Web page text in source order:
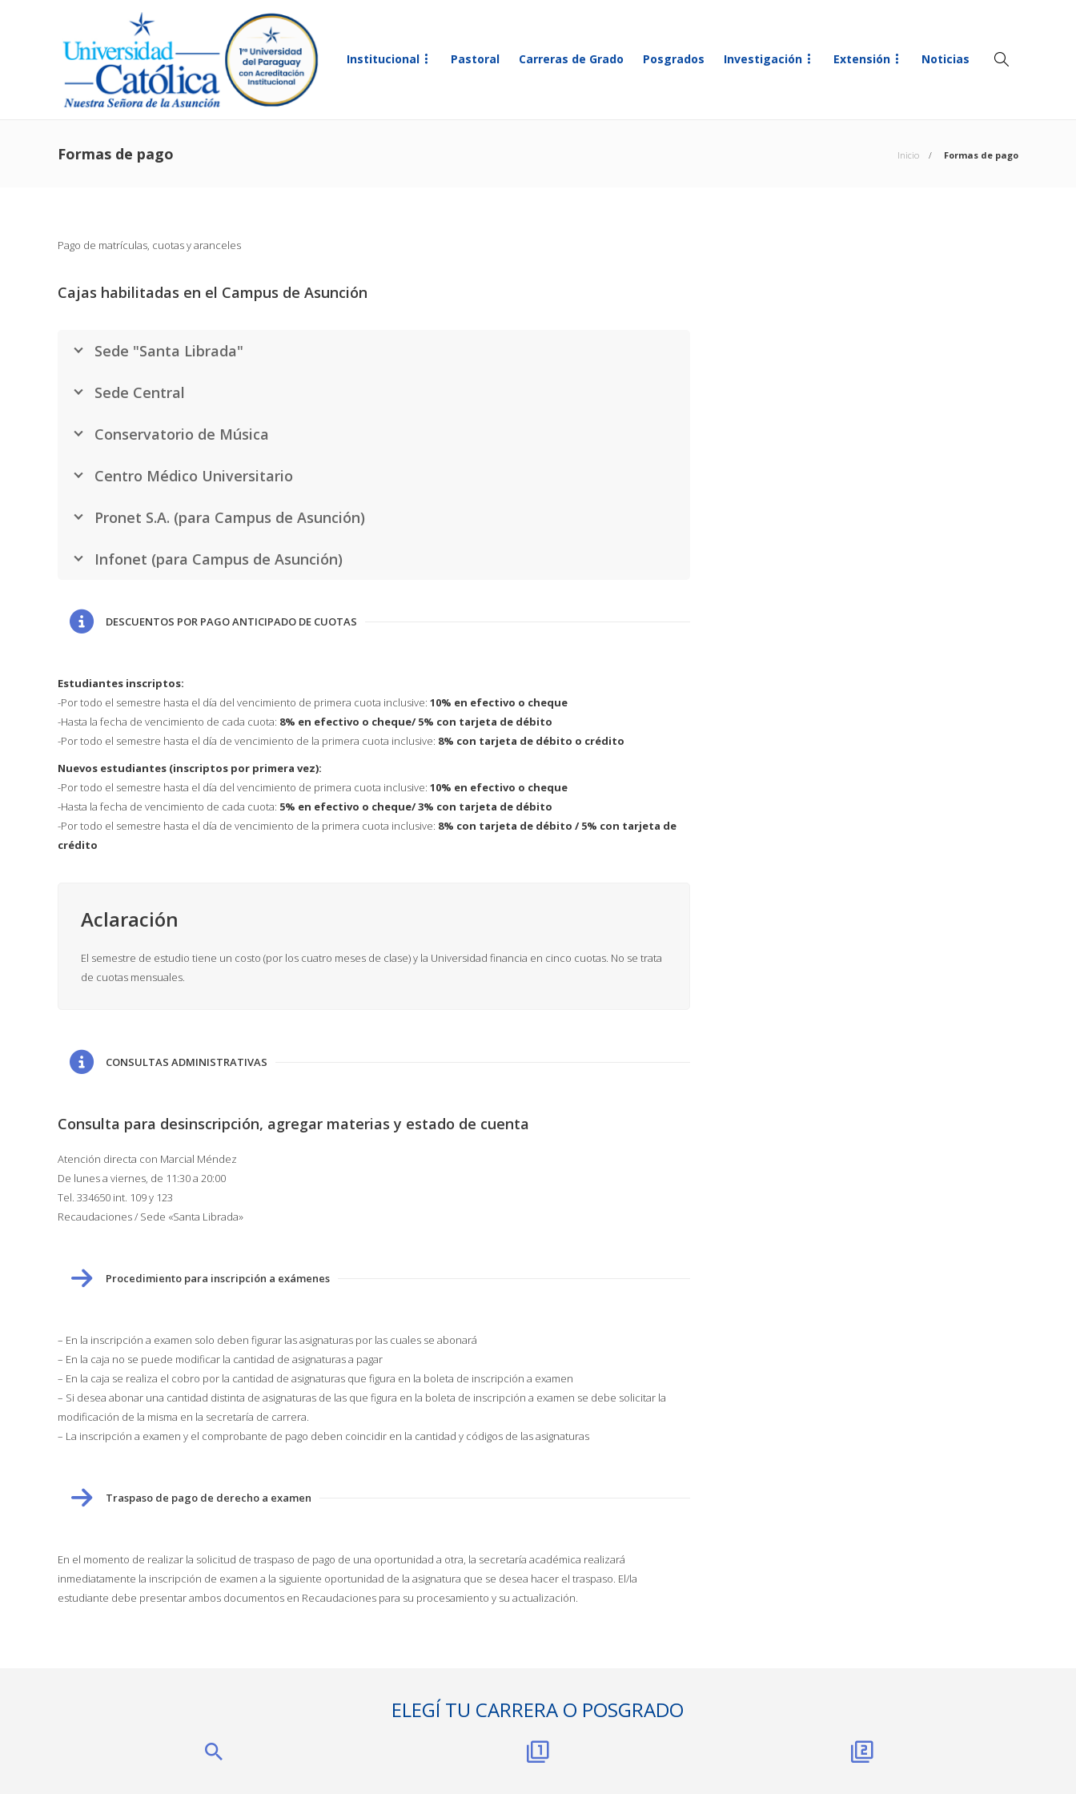
Institucional Pastoral Carreras de Grado Posgrados Investigación Extensión Noticias
Formas de pago Inicio Formas de pago
Pago de matrículas, cuotas y aranceles
Cajas habilitadas en el Campus de Asunción
Sede "Santa Librada"
Sede Central
Conservatorio de Música
Centro Médico Universitario
Pronet S.A. (para Campus de Asunción)
Infonet (para Campus de Asunción)
DESCUENTOS POR PAGO ANTICIPADO DE CUOTAS
Estudiantes inscriptos:
-Por todo el semestre hasta el día del vencimiento de primera cuota inclusive: 10% en efectivo o cheque
-Hasta la fecha de vencimiento de cada cuota: 8% en efectivo o cheque/ 5% con tarjeta de débito
-Por todo el semestre hasta el día de vencimiento de la primera cuota inclusive: 8% con tarjeta de débito o crédito
Nuevos estudiantes (inscriptos por primera vez):
-Por todo el semestre hasta el día del vencimiento de primera cuota inclusive: 10% en efectivo o cheque
-Hasta la fecha de vencimiento de cada cuota: 5% en efectivo o cheque/ 3% con tarjeta de débito
-Por todo el semestre hasta el día de vencimiento de la primera cuota inclusive: 8% con tarjeta de débito / 5% con tarjeta de
crédito
Aclaración
El semestre de estudio tiene un costo (por los cuatro meses de clase) y la Universidad financia en cinco cuotas. No se trata
de cuotas mensuales.
CONSULTAS ADMINISTRATIVAS
Consulta para desinscripción, agregar materias y estado de cuenta
Atención directa con Marcial Méndez
De lunes a viernes, de 11:30 a 20:00
Tel. 334650 int. 109 y 123
Recaudaciones / Sede «Santa Librada»
Procedimiento para inscripción a exámenes
– En la inscripción a examen solo deben figurar las asignaturas por las cuales se abonará
– En la caja no se puede modificar la cantidad de asignaturas a pagar
– En la caja se realiza el cobro por la cantidad de asignaturas que figura en la boleta de inscripción a examen
– Si desea abonar una cantidad distinta de asignaturas de las que figura en la boleta de inscripción a examen se debe solicitar la
modificación de la misma en la secretaría de carrera.
– La inscripción a examen y el comprobante de pago deben coincidir en la cantidad y códigos de las asignaturas
Traspaso de pago de derecho a examen
En el momento de realizar la solicitud de traspaso de pago de una oportunidad a otra, la secretaría académica realizará
inmediatamente la inscripción de examen a la siguiente oportunidad de la asignatura que se desea hacer el traspaso. El/la
estudiante debe presentar ambos documentos en Recaudaciones para su procesamiento y su actualización.
ELEGÍ TU CARRERA O POSGRADO